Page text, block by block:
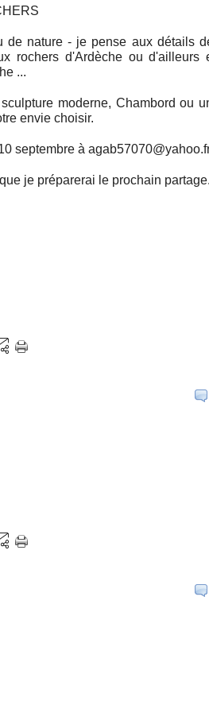
de nature - je pense aux détails
rochers d'Ardèche ou d'ailleurs
...
moderne, Chambord ou
envie choisir.
septembre à
je préparerai le prochain partage.